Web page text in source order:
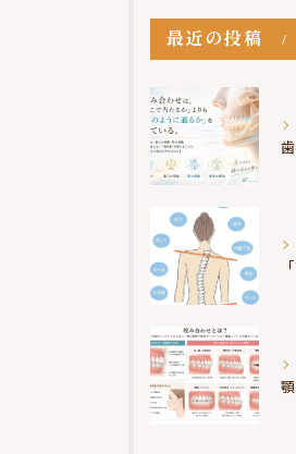
最近の投稿